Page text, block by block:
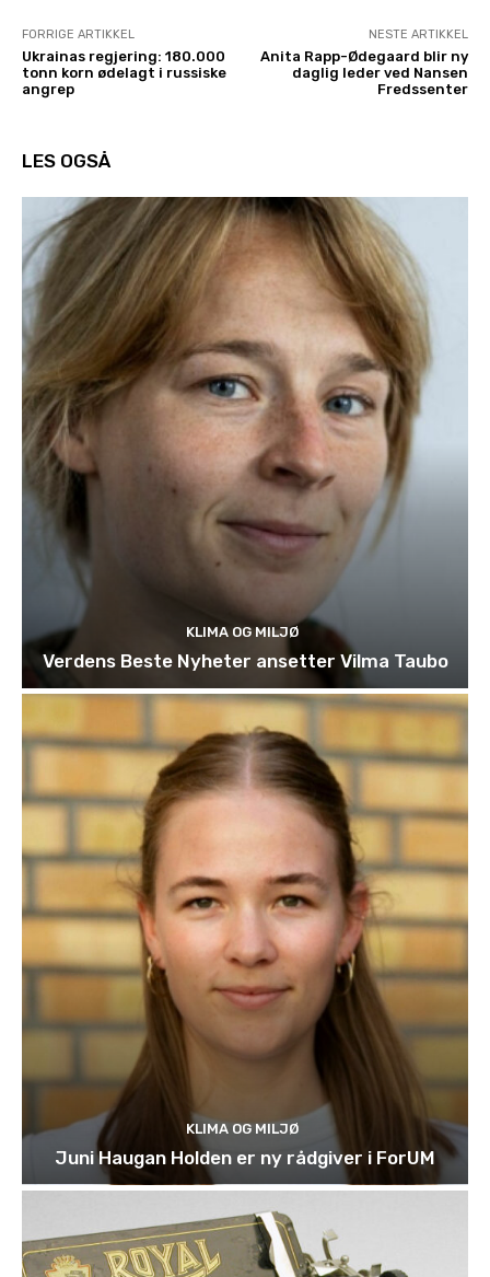
FORRIGE ARTIKKEL
Ukrainas regjering: 180.000
tonn korn ødelagt i russiske
angrep
NESTE ARTIKKEL
Anita Rapp-Ødegaard blir ny
daglig leder ved Nansen
Fredssenter
LES OGSÅ
KLIMA OG MILJØ
Verdens Beste Nyheter ansetter Vilma Taubo
KLIMA OG MILJØ
Juni Haugan Holden er ny rådgiver i ForUM